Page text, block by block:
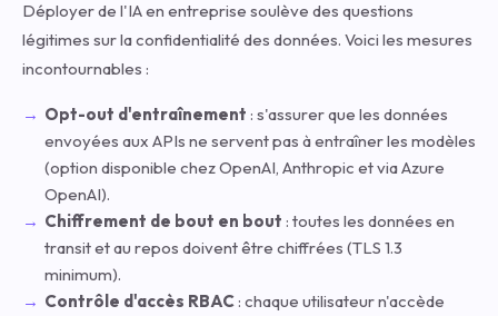
Déployer de l'IA en entreprise soulève des questions
légitimes sur la confidentialité des données. Voici les mesures
incontournables :
Opt-out d'entraînement : s'assurer que les données
envoyées aux APIs ne servent pas à entraîner les modèles
(option disponible chez OpenAI, Anthropic et via Azure
OpenAI).
Chiffrement de bout en bout : toutes les données en
transit et au repos doivent être chiffrées (TLS 1.3
minimum).
Contrôle d'accès RBAC: chaque utilisateur n'accède